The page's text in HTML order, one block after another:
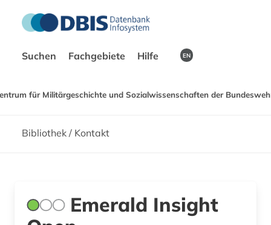
Suchen Fachgebiete Hilfe EN
für Militärgeschichte und Sozialwissenschaften der
Bibliothek / Kontakt
Emerald Insight